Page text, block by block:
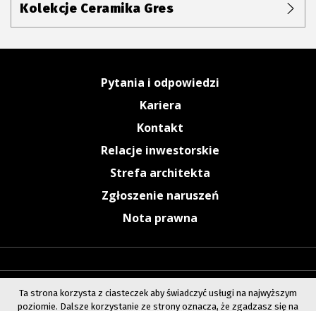
Kolekcje Ceramika Gres
Pytania i odpowiedzi
Kariera
Kontakt
Relacje inwestorskie
Strefa architekta
Zgłoszenie naruszeń
Nota prawna
Ta strona korzysta z ciasteczek aby świadczyć usługi na najwyższym
poziomie. Dalsze korzystanie ze strony oznacza, że zgadzasz się na